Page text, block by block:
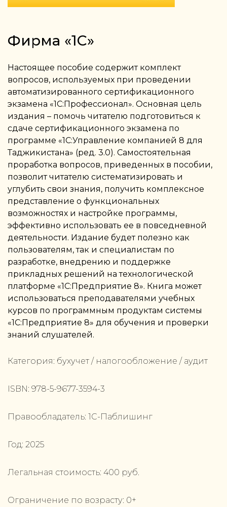
Фирма «1С»
Настоящее пособие содержит комплект
вопросов, используемых при проведении
автоматизированного сертификационного
экзамена «1С:Профессионал». Основная цель
издания – помочь читателю подготовиться к
сдаче сертификационного экзамена по
программе «1С:Управление компанией 8 для
Таджикистана» (ред. 3.0). Самостоятельная
проработка вопросов, приведенных в пособии,
позволит читателю систематизировать и
углубить свои знания, получить комплексное
представление о функциональных
возможностях и настройке программы,
эффективно использовать ее в повседневной
деятельности. Издание будет полезно как
пользователям, так и специалистам по
разработке, внедрению и поддержке
прикладных решений на технологической
платформе «1С:Предприятие 8». Книга может
использоваться преподавателями учебных
курсов по программным продуктам системы
«1С:Предприятие 8» для обучения и проверки
знаний слушателей.
Категория: бухучет / налогообложение / аудит
ISBN: 978-5-9677-3594-3
Правообладатель: 1С-Паблишинг
Год: 2025
Легальная стоимость: 400 руб.
Ограничение по возрасту: 0+